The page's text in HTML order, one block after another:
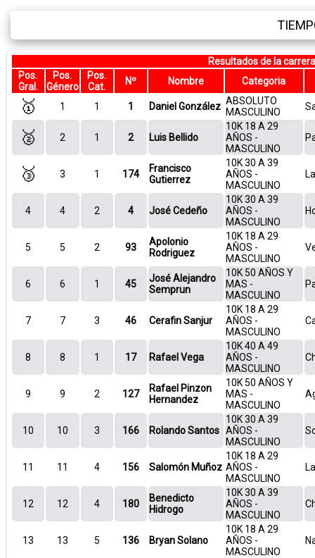
Resultados de la
Pos.
Gral.
Pos.
Género
Pos.
Cat.
Nº Nombre Categoria
🥇 1 1 1 Daniel González ABSOLUTO
MASCULINO
🥈 2 1 2 Luis Bellido
10K 18 A 29
AÑOS -
MASCULINO
🥉 3 1 174
Francisco
Gutierrez
10K 30 A 39
AÑOS -
MASCULINO
4 4 2 4 José Cedeño
10K 30 A 39
AÑOS -
MASCULINO
5 5 2 93
Apolonio
Rodriguez
10K 18 A 29
AÑOS -
MASCULINO
6 6 1 45
José Alejandro
Semprun
10K 50 AÑOS Y
MAS -
MASCULINO
7 7 3 46 Cerafin Sanjur
10K 18 A 29
AÑOS -
MASCULINO
8 8 1 17 Rafael Vega
10K 40 A 49
AÑOS -
MASCULINO
9 9 2 127
Rafael Pinzon
Hernandez
10K 50 AÑOS Y
MAS -
MASCULINO
10 10 3 166 Rolando Santos
10K 30 A 39
AÑOS -
MASCULINO
11 11 4 156 Salomón Muñoz
10K 18 A 29
AÑOS -
MASCULINO
12 12 4 180
Benedicto
Hidrogo
10K 30 A 39
AÑOS -
MASCULINO
13 13 5 136 Bryan Solano
10K 18 A 29
AÑOS -
MASCULINO